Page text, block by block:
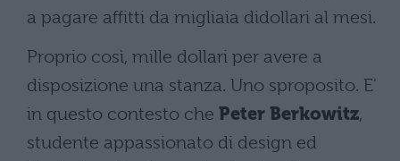
a pagare affitti da migliaia didollari al mesi.
Proprio così, mille dollari per avere a
disposizione una stanza. Uno sproposito. E'
in questo contesto che Peter Berkowitz,
studente appassionato di design ed